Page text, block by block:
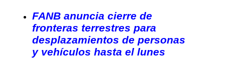
FANB anuncia cierre de
fronteras terrestres para
desplazamientos de personas
y vehículos hasta el lunes